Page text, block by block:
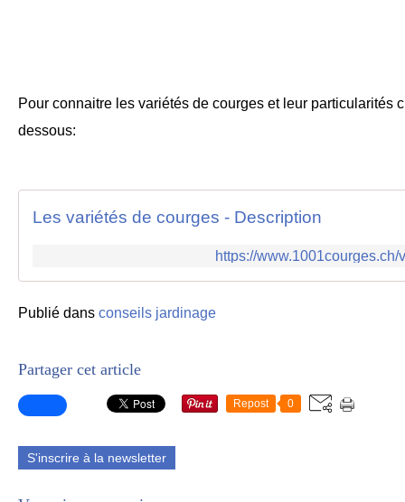
Pour connaitre les variétés de courges et leur particularités
dessous:
Les variétés de courges - Description
https://
Publié dans conseils jardinage
Partager cet article
Repost 0
S'inscrire à la newsletter